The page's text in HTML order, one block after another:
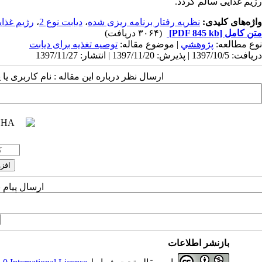
واژه‌های کلیدی: نظریه رفتار برنامه ریزی شده، دیابت نوع 2 ، رژیم
متن کامل [PDF 845 kb]
(۳۰۶۴ دریافت)
نوع مطالعه: پژوهشي | موضوع مقاله: توصیه تغذیه برای دیابت
دریافت: 1397/10/5 | پذیرش: 1397/11/20 | انتشار: 1397/11/27
ارسال نظر درباره این مقاله : نام کاربری
ارسال
بازنشر اطلاعات